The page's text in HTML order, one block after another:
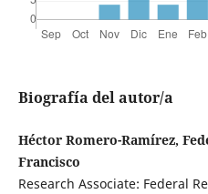
Biografía del autor/a
Héctor Romero-Ramírez,
Francisco
Research Associate: Federal